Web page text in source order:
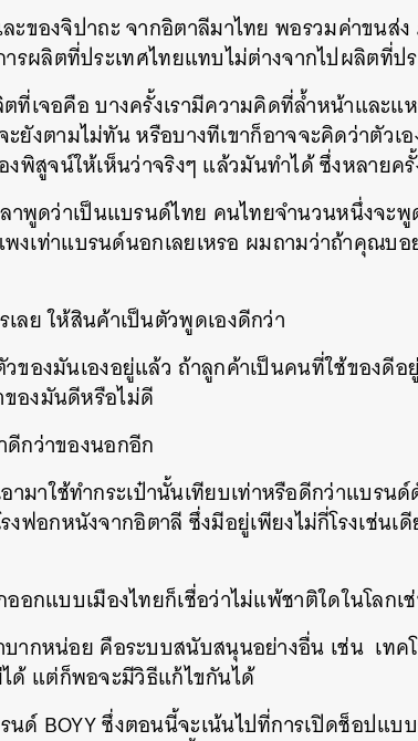
ะของจิปาถะ จากอิตาลีมาไทย พอรวมค่าขนส่
รผลิตที่ประเทศไทยแทบไม่ต่างจากไปผลิตที่ป
ที่เจอคือ บางครั้งเรามีความคิดที่ล้ำหน้าและ
ยังตามไม่ทัน หรือบางทีเขาก็อาจจะคิดว่าตัวเ
งพิสูจน์ให้เห็นว่าจริงๆ แล้วมันทำได้ ซึ่งหลายค
าพูดว่าเป็นแบรนด์ไทย คนไทยจำนวนหนึ่งจะพู
งเท่าแบรนด์นอกเลยเหรอ ผมถามว่าถ้าคุณบ
ลย ให้สินค้าเป็นตัวพูดเองดีกว่า
ของมันเองอยู่แล้ว ถ้าลูกค้าเป็นคนที่ใช้ของดี
ของมันดีหรือไม่ดี
ดีกว่าของนอกอีก
าใช้ทำกระเป๋านั้นเทียบเท่าหรือดีกว่าแบรนด์
ฟอกหนังจากอิตาลี ซึ่งมีอยู่เพียงไม่กี่โรงเช่นเ
อกแบบเมืองไทยก็เชื่อว่าไม่แพ้ชาติใดในโลกเ
บากหน่อย คือระบบสนับสนุนอย่างอื่น เช่น เทค
ด้ แต่ก็พอจะมีวิธีแก้ไขกันได้
ด์ BOYY ซึ่งตอนนี้จะเน้นไปที่การเปิดช็อปแ